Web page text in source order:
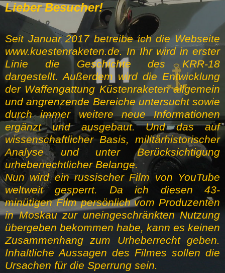
Lieber Besucher!
Seit Januar 2017 betreibe ich die Webseite
www.kuestenraketen.de. In Ihr wird in erster
Linie die Geschichte des KRR-18
dargestellt. Außerdem wird die Entwicklung
der Waffengattung Küstenraketen allgemein
und angrenzende Bereiche untersucht sowie
durch immer weitere neue Informationen
ergänzt und ausgebaut. Und das auf
wissenschaftlicher Basis, militärhistorischer
Analyse und unter Berücksichtigung
urheberrechtlicher Belange.
Nun wird ein russischer Film von YouTube
weltweit gesperrt. Da ich diesen 43-
minütigen Film persönlich vom Produzenten
in Moskau zur uneingeschränkten Nutzung
übergeben bekommen habe, kann es keinen
Zusammenhang zum Urheberrecht geben.
Inhaltliche Aussagen des Filmes sollen die
Ursachen für die Sperrung sein.